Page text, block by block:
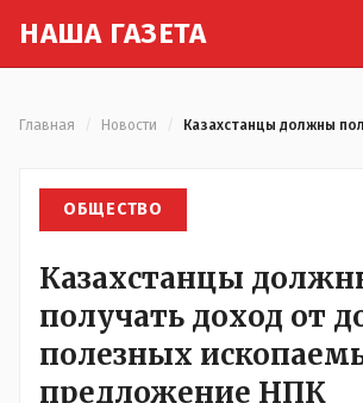
НАША ГАЗЕТА
Главная Новости
ОБЩЕСТВО
Казахстанцы
получать доход от
полезных
предложение НПК